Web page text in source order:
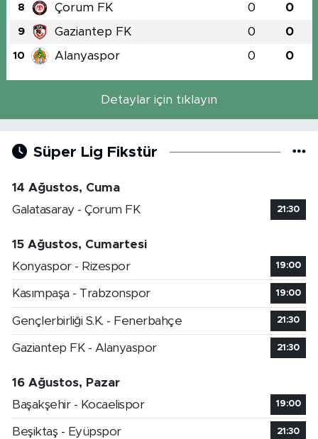
8 Çorum FK 0 0
9 Gaziantep FK 0 0
10 Alanyaspor 0 0
Detaylar için tıklayın
Süper Lig Fikstür
14 Ağustos, Cuma
Galatasaray - Çorum FK
21:30
15 Ağustos, Cumartesi
Konyaspor - Rizespor
19:00
Kasımpaşa - Trabzonspor 19:00
Gençlerbirliği S.K. - Fenerbahçe 21:30
Gaziantep FK - Alanyaspor 21:30
16 Ağustos, Pazar
Başakşehir - Kocaelispor
19:00
Beşiktaş - Eyüpspor 21:30